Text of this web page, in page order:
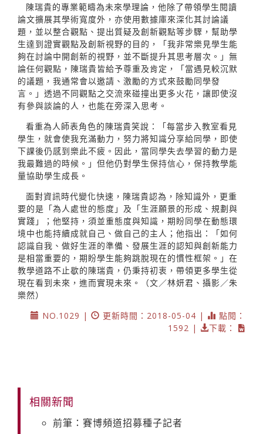
陳瑞貴的專業範疇為未來學理論，他除了帶領學生閱讀
論文擴展其學術寬度外，亦使用數據庫來深化其討論議
題，並以整合觀點、提出質疑及創新觀點等步驟，幫助學
生達到證實觀點及創新視野的目的，「我非常樂見學生能
夠在討論中開創新的視野，並不斷提升其思考層次。」無
論任何觀點，陳瑞貴皆給予尊重及肯定，「當遇見較沉默
的議題，我通常會以邀請、激勵的方式來鼓勵同學發
言。」透過不同觀點之交流來碰撞出更多火花，讓即使沒
有參與談論的人，也能在旁深入思考。
看重為人師表角色的陳瑞貴笑說：「每當步入教室看見
學生，就會使我充滿動力，努力將知識分享給同學，即使
下課後仍感到樂此不疲。因此，當同學失去學習的動力是
我最難過的時候。」但他仍對學生保持信心，保持教學能
量協助學生成長。
面對資訊時代變化快速，陳瑞貴認為，除知識外，更重
要的是「為人處世的態度」及「生涯願景的形成、規劃與
實踐」；他堅持，須並重態度與知識，期盼同學在動態環
境中也能持續成就自己、做自己的主人；他指出：「如何
認識自我、做好生涯的準備、發展生涯的認知與創新能力
是相當重要的，期盼學生能夠跳脫現在的慣性框架。」在
教學道路不止歇的陳瑞貴，仍秉持初衷，帶領更多學生從
現在看到未來，進而實現未來。（文／林妍君、攝影／朱
樂然）
NO.1029 |
更新時間：2018-05-04 |
點閱：
1592 |
下載：
相關新聞
前筆：賽博頻道招募種子記者